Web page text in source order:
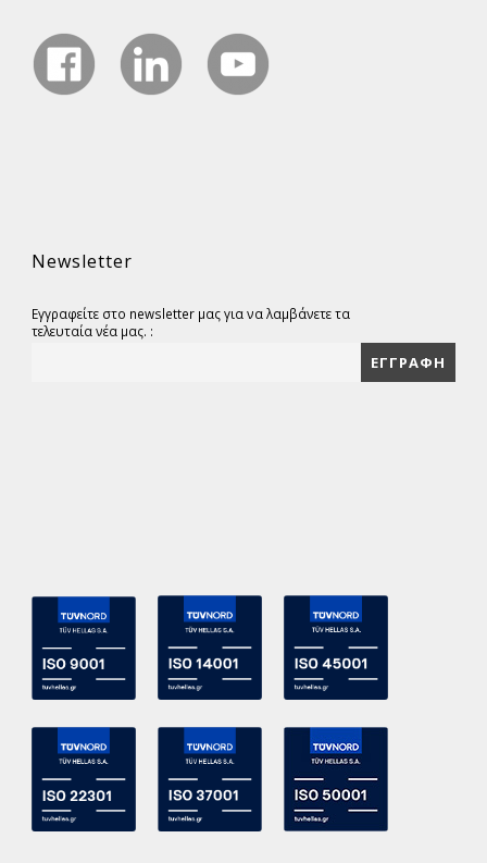
Newsletter
Εγγραφείτε στο newsletter μας για να λαμβάνετε τα
τελευταία νέα μας. :